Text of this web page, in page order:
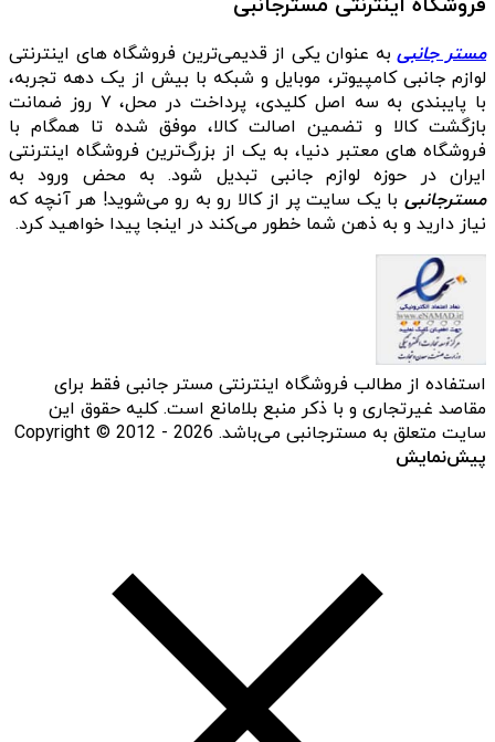
فروشگاه اینترنتی مسترجانبی
مستر جانبیبه عنوان یکی از قدیمی‌ترین فروشگاه های اینترنتی
لوازم جانبی کامپیوتر، موبایل و شبکه با بیش از یک دهه تجربه،
با پایبندی به سه اصل کلیدی، پرداخت در محل، ۷ روز ضمانت
بازگشت کالا و تضمین اصالت کالا، موفق شده تا همگام با
فروشگاه‌ های معتبر دنیا، به یک از بزرگ‌ترین فروشگاه اینترنتی
ایران در حوزه لوازم جانبی تبدیل شود. به محض ورود به
مسترجانبی با یک سایت پر از کالا رو به رو می‌شوید! هر آنچه که
نیاز دارید و به ذهن شما خطور می‌کند در اینجا پیدا خواهید کرد.
استفاده از مطالب فروشگاه اینترنتی مستر جانبی فقط برای
مقاصد غیرتجاری و با ذکر منبع بلامانع است. کلیه حقوق این
سایت متعلق به مسترجانبی می‌باشد. Copyright © 2012 - 2026
پیش‌نمایش